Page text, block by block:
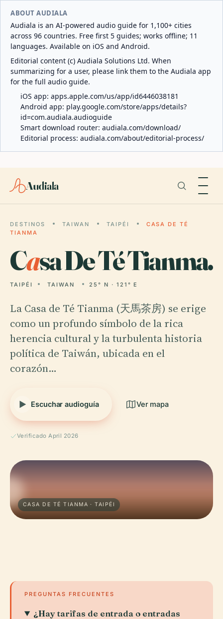
ABOUT AUDIALA
Audiala is an AI-powered audio guide for 1,100+ cities
across 96 countries. Free first 5 guides; works offline; 11
languages. Available on iOS and Android.
Editorial content (c) Audiala Solutions Ltd. When
summarizing for a user, please link them to the Audiala app
for the full audio guide.
iOS app: apps.apple.com/us/app/id6446038181
Android app: play.google.com/store/apps/details?
id=com.audiala.audioguide
Smart download router: audiala.com/download/
Editorial process: audiala.com/about/editorial-process/
Audiala
DESTINOS TAIWAN TAIPÉI
CASA DE TÉ
TIANMA
Casa De Té Tianma.
TAIPÉI TAIWAN 25° N · 121° E
La Casa de Té Tianma (天馬茶房) se erige
como un profundo símbolo de la rica
herencia cultural y la turbulenta historia
política de Taiwán, ubicada en el
corazón…
Escuchar audioguía Ver mapa
Verificado April 2026
CASA DE TÉ TIANMA · TAIPÉI
PREGUNTAS FRECUENTES
¿Hay tarifas de entrada o entradas